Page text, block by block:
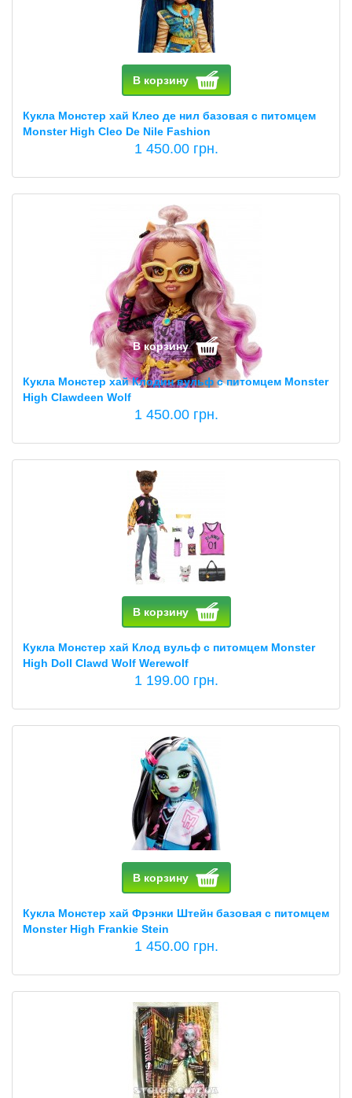
В корзину
Кукла Монстер хай Клео де нил базовая с питомцем
Monster High Cleo De Nile Fashion
1 450.00 грн.
В корзину
Кукла Монстер хай Клодин вульф с питомцем Monster
High Clawdeen Wolf
1 450.00 грн.
В корзину
Кукла Монстер хай Клод вульф с питомцем Monster
High Doll Clawd Wolf Werewolf
1 199.00 грн.
В корзину
Кукла Монстер хай Фрэнки Штейн базовая с питомцем
Monster High Frankie Stein
1 450.00 грн.